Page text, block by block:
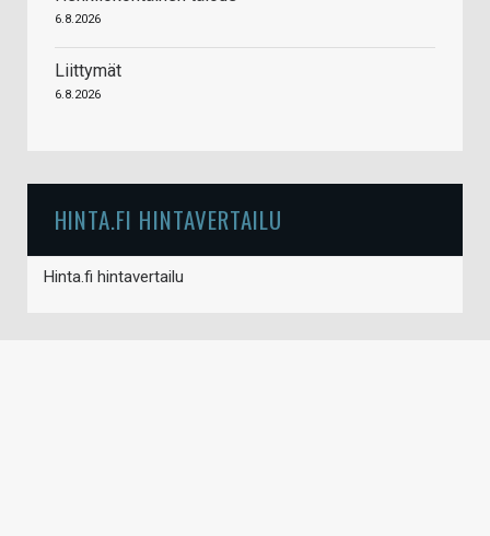
6.8.2026
Liittymät
6.8.2026
HINTA.FI HINTAVERTAILU
Hinta.fi hintavertailu